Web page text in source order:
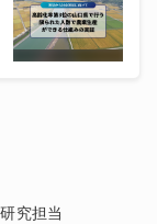
究担当